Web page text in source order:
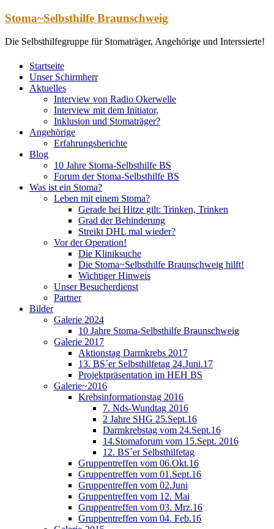
Zum
springen
Stoma~Selbsthilfe Braunschweig
Die Selbsthilfegruppe für Stomaträger, Angehörige und Interssierte!
Startseite
Unser Schirmherr
Aktuelles
Interview von Radio Okerwelle
Interview mit dem Initiator,
Inklusion und Stomaträger?
Angehörige
Erfahrungsberichte
Blog
10 Jahre Stoma-Selbsthilfe BS
Forum der Stoma-Selbsthilfe BS
Was ist ein Stoma?
Leben mit einem Stoma?
Gerade bei Hitze gilt: Trinken, Trinken
Grad der Behinderung
Streikt DHL mal wieder?
Vor der Operation!
Die Kliniksuche
Die Stoma~Selbsthilfe Braunschweig hilft!
Wichtiger Hinweis
Unser Besucherdienst
Partner
Bilder
Galerie 2024
10 Jahre Stoma-Selbsthilfe Braunschweig
Galerie 2017
Aktionstag Darmkrebs 2017
13. BS´er Selbsthilfetag 24.Juni.17
Projektpräsentation im HEH BS
Galerie~2016
Krebsinformationstag 2016
7. Nds-Wundtag 2016
2 Jahre SHG 25.Sept.16
Darmkrebstag vom 24.Sept.16
14.Stomaforum vom 15.Sept. 2016
12. BS´er Selbsthilfetag
Gruppentreffen vom 06.Okt.16
Gruppentreffen vom 01.Sept.16
Gruppentreffen vom 02.Juni
Gruppentreffen vom 12. Mai
Gruppentreffen vom 03. Mrz.16
Gruppentreffen vom 04. Feb.16